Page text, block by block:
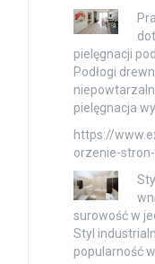
pielęgnacji
Podłogi
pielęgnacja
https://
orzenie-
surowość w
Styl
popularność